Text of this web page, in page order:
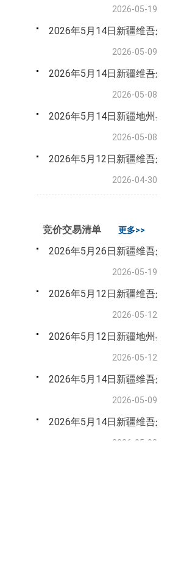
2026-05-19
2026年5月14日新疆维吾尔自治
2026-05-09
2026年5月14日新疆维吾尔自治
2026-05-08
2026年5月14日新疆地州县市级
2026-05-08
2026年5月12日新疆维吾尔自治
2026-04-30
竞价交易清单 更多>>
2026年5月26日新疆维吾尔自治
2026-05-19
2026年5月12日新疆维吾尔自治
2026-05-12
2026年5月12日新疆地州县市级
2026-05-12
2026年5月14日新疆维吾尔自治
2026-05-09
2026年5月14日新疆维吾尔自治
2026-05-08